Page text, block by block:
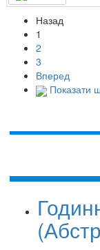
Назад
1
2
3
Вперед
Показати